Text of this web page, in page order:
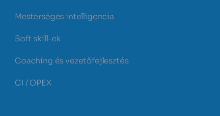
Mesterséges intelligencia
Soft skill-ek
Coaching és vezetőfejlesztés
CI / OPEX